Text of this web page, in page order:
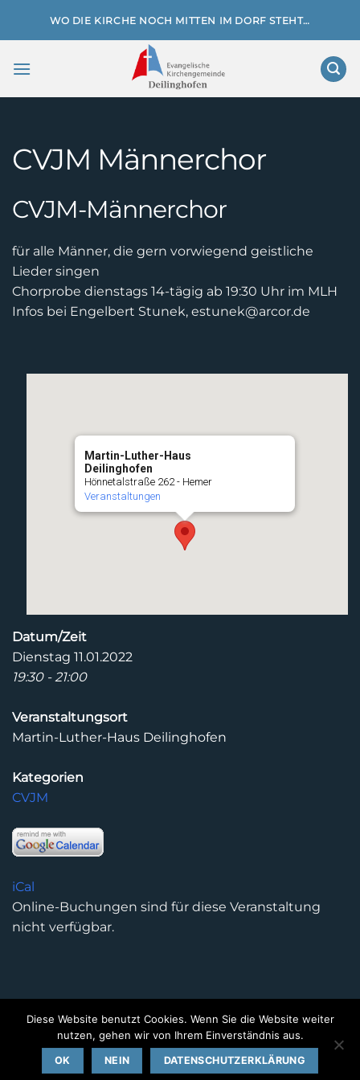
WO DIE KIRCHE NOCH MITTEN IM DORF STEHT…
CVJM Männerchor
CVJM-Männerchor
für alle Männer, die gern vorwiegend geistliche
Lieder singen
Chorprobe dienstags 14-tägig ab 19:30 Uhr im MLH
Infos bei Engelbert Stunek, estunek@arcor.de
Martin-Luther-Haus
Deilinghofen
Hönnetalstraße 262 - Hemer
Veranstaltungen
Datum/Zeit
Dienstag 11.01.2022
19:30 - 21:00
Veranstaltungsort
Martin-Luther-Haus Deilinghofen
Kategorien
CVJM
iCal
Online-Buchungen sind für diese Veranstaltung
nicht verfügbar.
DATENSCHUTZERKLÄRUNG IMPRESSUM KONTAKT
Copyright 2026 ©Kirchengemeinde Deilinghofen- Design
kleinzweidrei Kommunikationsdesign
Diese Website benutzt Cookies. Wenn Sie die Website weiter
nutzen, gehen wir von Ihrem Einverständnis aus.
OK NEIN DATENSCHUTZERKLÄRUNG